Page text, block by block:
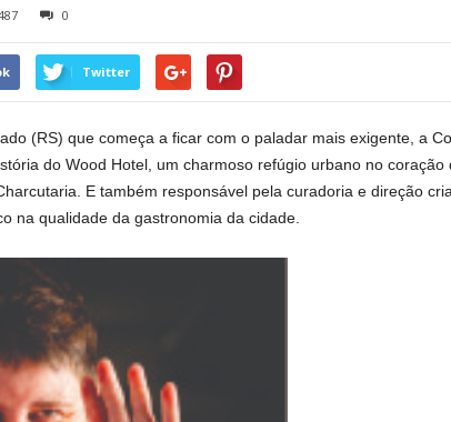
0
Twitter
(RS) que começa a ficar com o paladar mais exigente, a
do Wood Hotel, um charmoso refúgio urbano no
E também responsável pela curadoria e direção
na qualidade da gastronomia da cidade.